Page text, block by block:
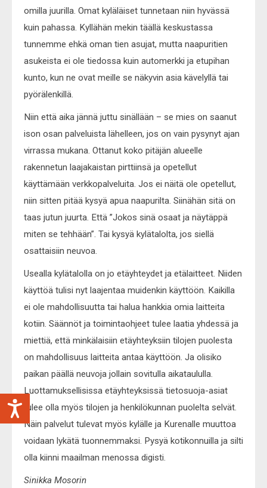
omilla juurilla. Omat kyläläiset tunnetaan niin hyvässä
kuin pahassa. Kyllähän mekin täällä keskustassa
tunnemme ehkä oman tien asujat, mutta naapuritien
asukeista ei ole tiedossa kuin automerkki ja etupihan
kunto, kun ne ovat meille se näkyvin asia kävelyllä tai
pyörälenkillä.
Niin että aika jännä juttu sinällään – se mies on saanut
ison osan palveluista lähelleen, jos on vain pysynyt ajan
virrassa mukana. Ottanut koko pitäjän alueelle
rakennetun laajakaistan pirttiinsä ja opetellut
käyttämään verkkopalveluita. Jos ei näitä ole opetellut,
niin sitten pitää kysyä apua naapurilta. Siinähän sitä on
taas jutun juurta. Että ”Jokos sinä osaat ja näytäppä
miten se tehhään”. Tai kysyä kylätalolta, jos siellä
osattaisiin neuvoa.
Usealla kylätalolla on jo etäyhteydet ja etälaitteet. Niiden
käyttöä tulisi nyt laajentaa muidenkin käyttöön. Kaikilla
ei ole mahdollisuutta tai halua hankkia omia laitteita
kotiin. Säännöt ja toimintaohjeet tulee laatia yhdessä ja
miettiä, että minkälaisiin etäyhteyksiin tilojen puolesta
on mahdollisuus laitteita antaa käyttöön. Ja olisiko
paikan päällä neuvoja jollain sovitulla aikataululla.
Luottamuksellisissa etäyhteyksissä tietosuoja-asiat
tulee olla myös tilojen ja henkilökunnan puolelta selvät.
Näin palvelut tulevat myös kylälle ja Kurenalle muuttoa
voidaan lykätä tuonnemmaksi. Pysyä kotikonnuilla ja silti
olla kiinni maailman menossa digisti.
Sinikka Mosorin